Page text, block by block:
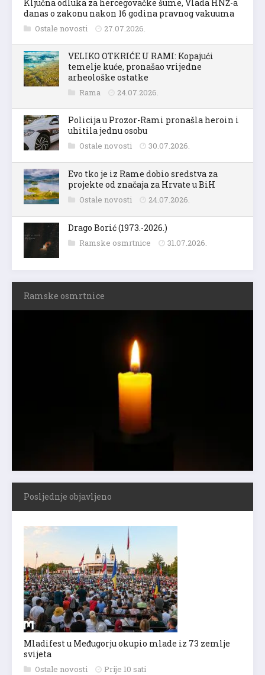
Ključna odluka za hercegovačke šume, Vlada HNŽ-a
danas o zakonu nakon 16 godina pravnog vakuuma
Ostale novosti 27.07.2026.
VELIKO OTKRIĆE U RAMI: Kopajući
temelje kuće, pronašao vrijedne
arheološke ostatke
Rama 24.07.2026.
Policija u Prozor-Rami pronašla heroin i
uhitila jednu osobu
Ostale novosti 30.07.2026.
Evo tko je iz Rame dobio sredstva za
projekte od značaja za Hrvate u BiH
Ostale novosti 24.07.2026.
Drago Borić (1973.-2026.)
Ramske osmrtnice 31.07.2026.
Ramske osmrtnice
Posljednje objavljeno
Mladifest u Međugorju okupio mlade iz 73 zemlje
svijeta
Ostale novosti Prije 10 sati